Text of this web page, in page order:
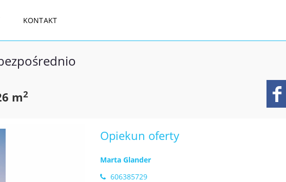
KONTAKT
m2
Opiekun oferty
Marta Glander
606385729